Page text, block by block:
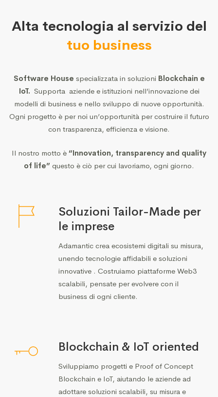
Alta tecnologia al servizio del
tuo business
Software House specializzata in soluzioni Blockchain e
IoT. Supporta aziende e istituzioni nell’innovazione dei
modelli di business e nello sviluppo di nuove opportunità.
Ogni progetto è per noi un’opportunità per costruire il futuro
con trasparenza, efficienza e visione.
Il nostro motto è “Innovation, transparency and quality
of life” questo è ciò per cui lavoriamo, ogni giorno.
Soluzioni Tailor-Made per
le imprese
Adamantic crea ecosistemi digitali su misura,
unendo tecnologie affidabili e soluzioni
innovative . Costruiamo piattaforme Web3
scalabili, pensate per evolvere con il
business di ogni cliente.
Blockchain & IoT oriented
Sviluppiamo progetti e Proof of Concept
Blockchain e IoT, aiutando le aziende ad
adottare soluzioni scalabili, su misura e